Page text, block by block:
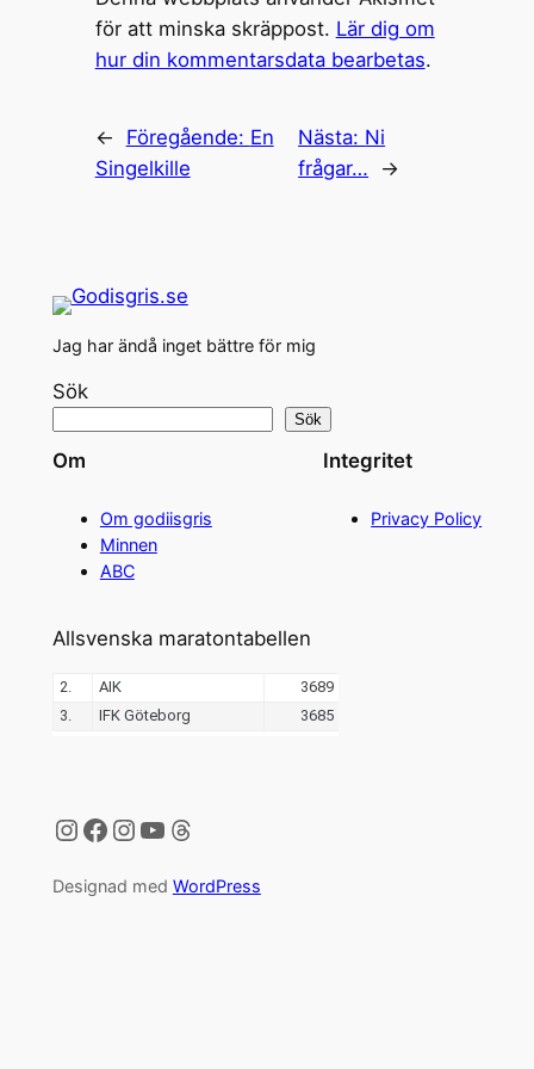
för att minska skräppost. Lär dig om
hur din kommentarsdata bearbetas.
← Föregående: En
Singelkille
Nästa: Ni
frågar…
→
Jag har ändå inget bättre för mig
Sök
Sök
Om
Om godiisgris
Minnen
ABC
Integritet
Privacy Policy
Allsvenska maratontabellen
Instagram
Facebook
Instagram
YouTube
Threads
Designad med WordPress